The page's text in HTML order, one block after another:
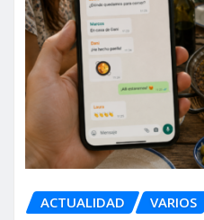
ACTUALIDAD VARIOS